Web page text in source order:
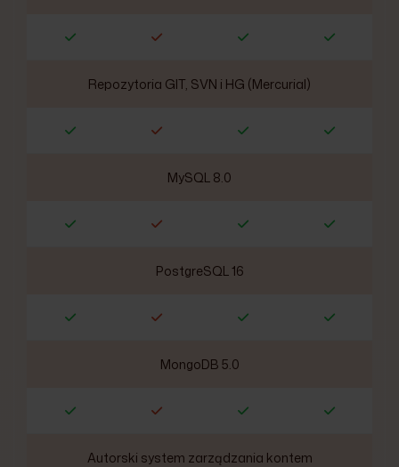
Repozytoria GIT, SVN i HG (Mercurial)
MySQL 8.0
PostgreSQL 16
MongoDB 5.0
Autorski system zarządzania kontem